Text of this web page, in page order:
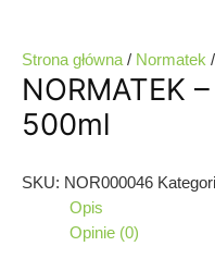
Strona główna / Normatek
NORMATEK
500ml
SKU: NOR000046
Opis
Opinie (0)